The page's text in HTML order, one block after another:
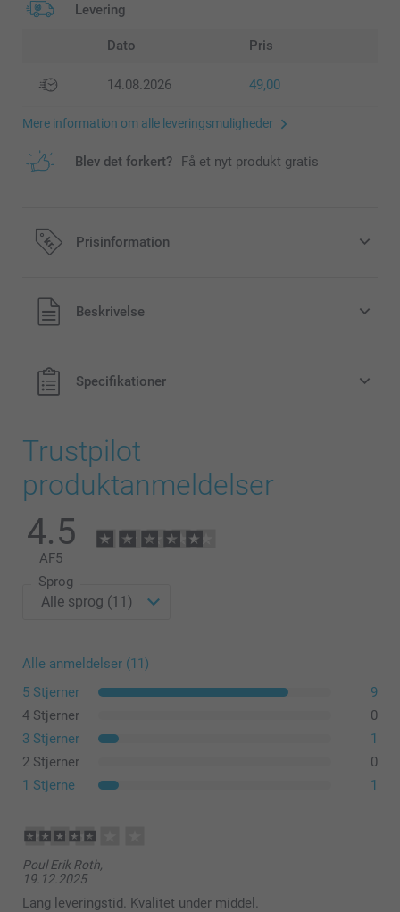
Levering
Dato Pris
14.08.2026 49,00
Mere information om alle leveringsmuligheder
Blev det forkert? Få et nyt produkt gratis
Prisinformation
Alle priser inklusive moms og uden
forsendelsesomkostninger
Beskrivelse
Specifikationer
Trustpilot
produktanmeldelser
4.5
AF5
Sprog
Alle anmeldelser (11)
5 Stjerner
9
4 Stjerner
0
3 Stjerner
1
2 Stjerner
0
1 Stjerne
1
Poul Erik Roth,
19.12.2025
Lang leveringstid. Kvalitet under middel.